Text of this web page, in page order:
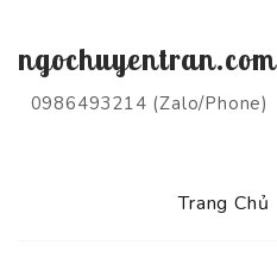
ngochuyentran.com
0986493214 (Zalo/Phone)
Trang Chủ